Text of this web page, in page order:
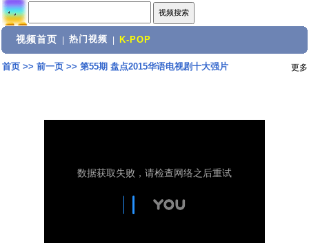
视频首页 热门视频 K-POP
首页>> 前一页>> 第55期 盘点2015华语电视剧十大强片 更多